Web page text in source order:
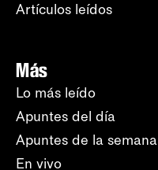
Artículos leídos
Más
Lo más leído
Apuntes del día
Apuntes de la semana
En vivo